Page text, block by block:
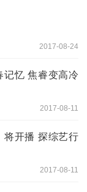
2017-08-24
记忆 焦睿变高冷
2017-08-11
将开播 探综艺行
2017-08-11